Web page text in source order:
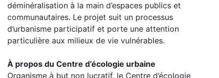
déminéralisation à la main d’espaces publics et
communautaires. Le projet suit un processus
d’urbanisme participatif et porte une attention
particulière aux milieux de vie vulnérables.
À propos du Centre d’écologie urbaine
Organisme à but non lucratif, le Centre d’écologie